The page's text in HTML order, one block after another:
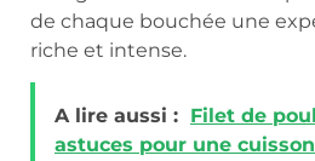
de chaque bouchée une
riche et intense.
A lire aussi : Filet de
astuces pour une